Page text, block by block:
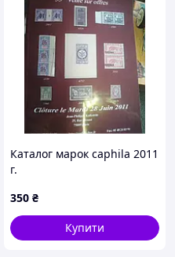
Каталог марок caphila 2011
г.
350 ₴
Купити